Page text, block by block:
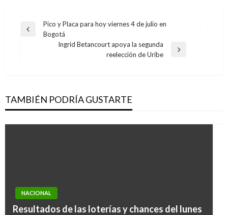
Navegación
Entrada
Pico y Placa para hoy viernes 4 de julio en
Bogotá
Ingrid Betancourt apoya la segunda
reelección de Uribe
TAMBIÉN PODRÍA GUSTARTE
NACIONAL
Resultados de las loterías y chances del lunes